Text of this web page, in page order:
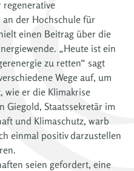
regenerative
an der Hochschule für
einen Beitrag über die
„Heute ist ein
zu retten“ sagt
Wege auf, um
wie er die Klimakrise
Giegold, Staatssekretär im
und Klimaschutz, warb
einmal positiv darzustellen
seien gefordert, eine